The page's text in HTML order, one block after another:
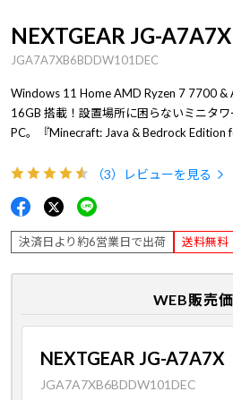
NEXTGEAR JG-A7A7X
JGA7A7XB6BDDW101DEC
Windows 11 Home AMD Ryzen 7 7700 &
16GB 搭載！設置場所に困らないミニタ
PC。『Minecraft: Java & Bedrock Edition
（3） レビューを見る
決済日より約6営業日で出荷 送料無料
WEB販売
NEXTGEAR JG-A7A7X
JGA7A7XB6BDDW101DEC